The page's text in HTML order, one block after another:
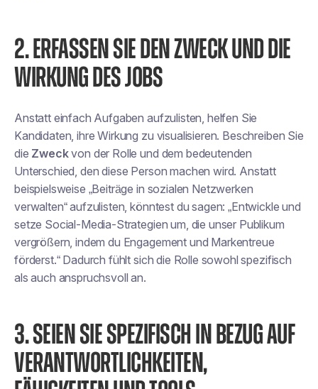
2. ERFASSEN SIE DEN ZWECK UND DIE
WIRKUNG DES JOBS
Anstatt einfach Aufgaben aufzulisten, helfen Sie
Kandidaten, ihre Wirkung zu visualisieren. Beschreiben Sie
die Zweckvon der Rolle und dem bedeutenden
Unterschied, den diese Person machen wird. Anstatt
beispielsweise „Beiträge in sozialen Netzwerken
verwalten“ aufzulisten, könntest du sagen: „Entwickle und
setze Social-Media-Strategien um, die unser Publikum
vergrößern, indem du Engagement und Markentreue
förderst.“ Dadurch fühlt sich die Rolle sowohl spezifisch
als auch anspruchsvoll an.
3. SEIEN SIE SPEZIFISCH IN BEZUG AUF
VERANTWORTLICHKEITEN,